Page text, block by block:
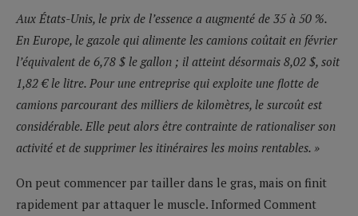
Aux États-Unis, le prix de l’essence a augmenté de 35 à 50 %.
En Europe, le gazole qui alimente les camions coûtait en février
l’équivalent de 6,78 $ le gallon ; il atteint désormais 8,02 $, soit
1,82 € le litre. Pour une entreprise qui exploite une flotte de
camions parcourant des milliers de kilomètres, le surcoût est
considérable. Elle peut alors être contrainte de rationaliser son
activité et de supprimer les itinéraires les moins rentables. »
On peut commencer par tailler dans le gras, mais on finit
rapidement par attaquer le muscle. Informed Comment